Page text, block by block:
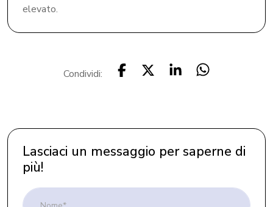
elevato.
Condividi:
Lasciaci un messaggio per saperne di
più!